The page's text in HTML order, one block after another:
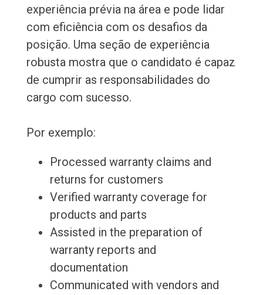
experiência prévia na área e pode lidar
com eficiência com os desafios da
posição. Uma seção de experiência
robusta mostra que o candidato é capaz
de cumprir as responsabilidades do
cargo com sucesso.
Por exemplo:
Processed warranty claims and
returns for customers
Verified warranty coverage for
products and parts
Assisted in the preparation of
warranty reports and
documentation
Communicated with vendors and